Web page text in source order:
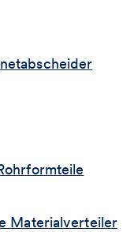
Materialverteiler